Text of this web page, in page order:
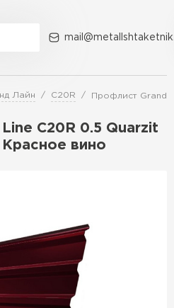
Лайн C20R Профлист Grand
C20R 0.5 Quarzit
вино
О компании Контакты